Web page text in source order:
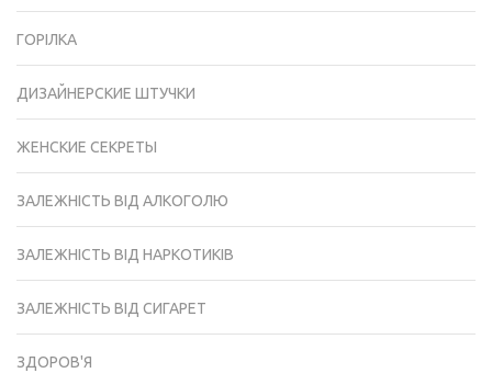
ГОРІЛКА
ДИЗАЙНЕРСКИЕ ШТУЧКИ
ЖЕНСКИЕ СЕКРЕТЫ
ЗАЛЕЖНІСТЬ ВІД АЛКОГОЛЮ
ЗАЛЕЖНІСТЬ ВІД НАРКОТИКІВ
ЗАЛЕЖНІСТЬ ВІД СИГАРЕТ
ЗДОРОВ'Я